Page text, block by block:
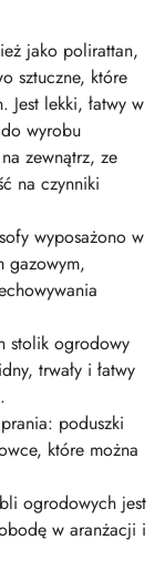
jako polirattan,
sztuczne, które
Jest lekki, łatwy w
wyrobu
zewnątrz, ze
na czynniki
wyposażono w
gazowym,
stolik ogrodowy
trwały i łatwy
poduszki
które można
ogrodowych jest
w aranżacji i